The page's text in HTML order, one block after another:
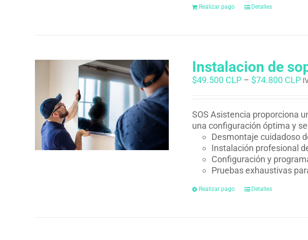
Realizar pago Detalles
Instalacion de
$49.500 CLP – $74.800 CLP
SOS Asistencia proporciona
una configuración óptima y
Desmontaje cuidadoso
Instalación profesional
Configuración y
Pruebas exhaustivas
Realizar pago Detalles